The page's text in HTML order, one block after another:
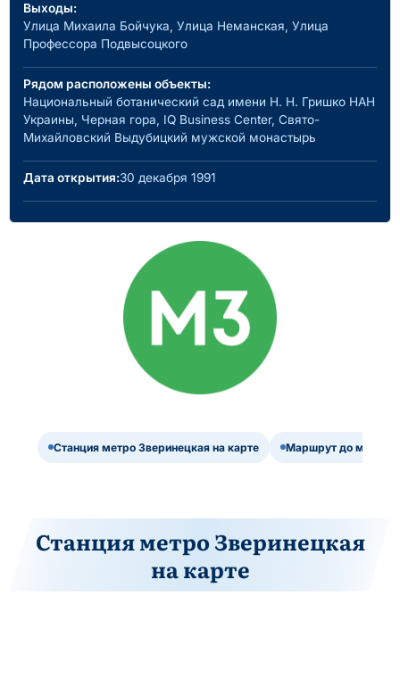
Выходы:
Улица Михаила Бойчука, Улица Неманская, Улица
Профессора Подвысоцкого
Рядом расположены объекты:
Национальный ботанический сад имени Н. Н. Гришко НАН
Украины, Черная гора, IQ Business Center, Свято-
Михайловский Выдубицкий мужской монастырь
Дата открытия:30 декабря 1991
Станция метро Зверинецкая на карте Маршрут до метро
Станция метро Зверинецкая
на карте